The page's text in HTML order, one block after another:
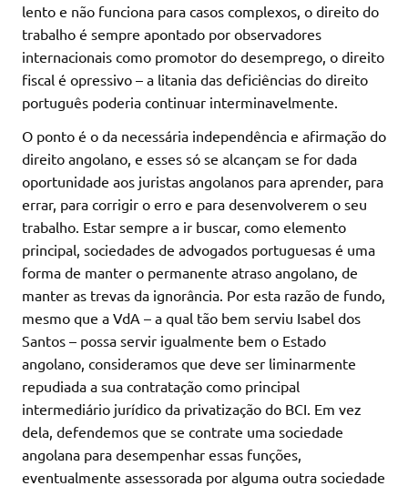
lento e não funciona para casos complexos, o direito do
trabalho é sempre apontado por observadores
internacionais como promotor do desemprego, o direito
fiscal é opressivo – a litania das deficiências do direito
português poderia continuar interminavelmente.
O ponto é o da necessária independência e afirmação do
direito angolano, e esses só se alcançam se for dada
oportunidade aos juristas angolanos para aprender, para
errar, para corrigir o erro e para desenvolverem o seu
trabalho. Estar sempre a ir buscar, como elemento
principal, sociedades de advogados portuguesas é uma
forma de manter o permanente atraso angolano, de
manter as trevas da ignorância. Por esta razão de fundo,
mesmo que a VdA – a qual tão bem serviu Isabel dos
Santos – possa servir igualmente bem o Estado
angolano, consideramos que deve ser liminarmente
repudiada a sua contratação como principal
intermediário jurídico da privatização do BCI. Em vez
dela, defendemos que se contrate uma sociedade
angolana para desempenhar essas funções,
eventualmente assessorada por alguma outra sociedade